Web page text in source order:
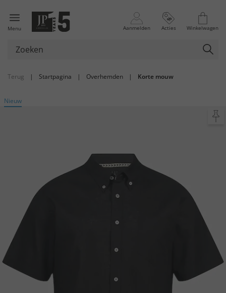
Menu Aanmelden Acties Winkelwagen
Terug | Startpagina | Overhemden | Korte mouw
Nieuw